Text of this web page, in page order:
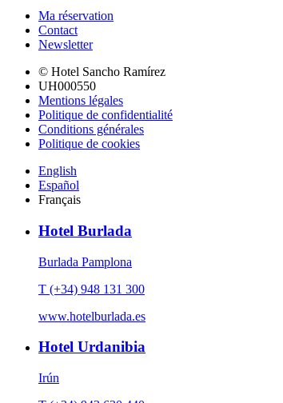
Ma réservation
Contact
Newsletter
© Hotel Sancho Ramírez
UH000550
Mentions légales
Politique de confidentialité
Conditions générales
Politique de cookies
English
Español
Français
Hotel Burlada
Burlada Pamplona
T (+34) 948 131 300
www.hotelburlada.es
Hotel Urdanibia
Irún